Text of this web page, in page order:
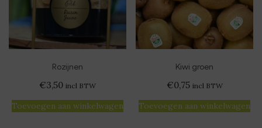
Rozijnen
€3,50 incl BTW
Toevoegen aan winkelwagen
Kiwi groen
€0,75 incl BTW
Toevoegen aan winkelwagen